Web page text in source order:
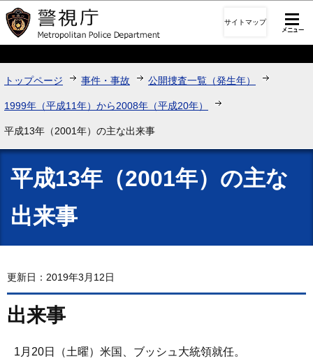
このページの本文へ移動
サイトマップ
トップページ 事件・事故 公開捜査一覧（発生年）
1999年（平成11年）から2008年（平成20年）
平成13年（2001年）の主な出来事
平成13年（2001年）の主な
出来事
更新日：2019年3月12日
出来事
1月20日（土曜）米国、ブッシュ大統領就任。